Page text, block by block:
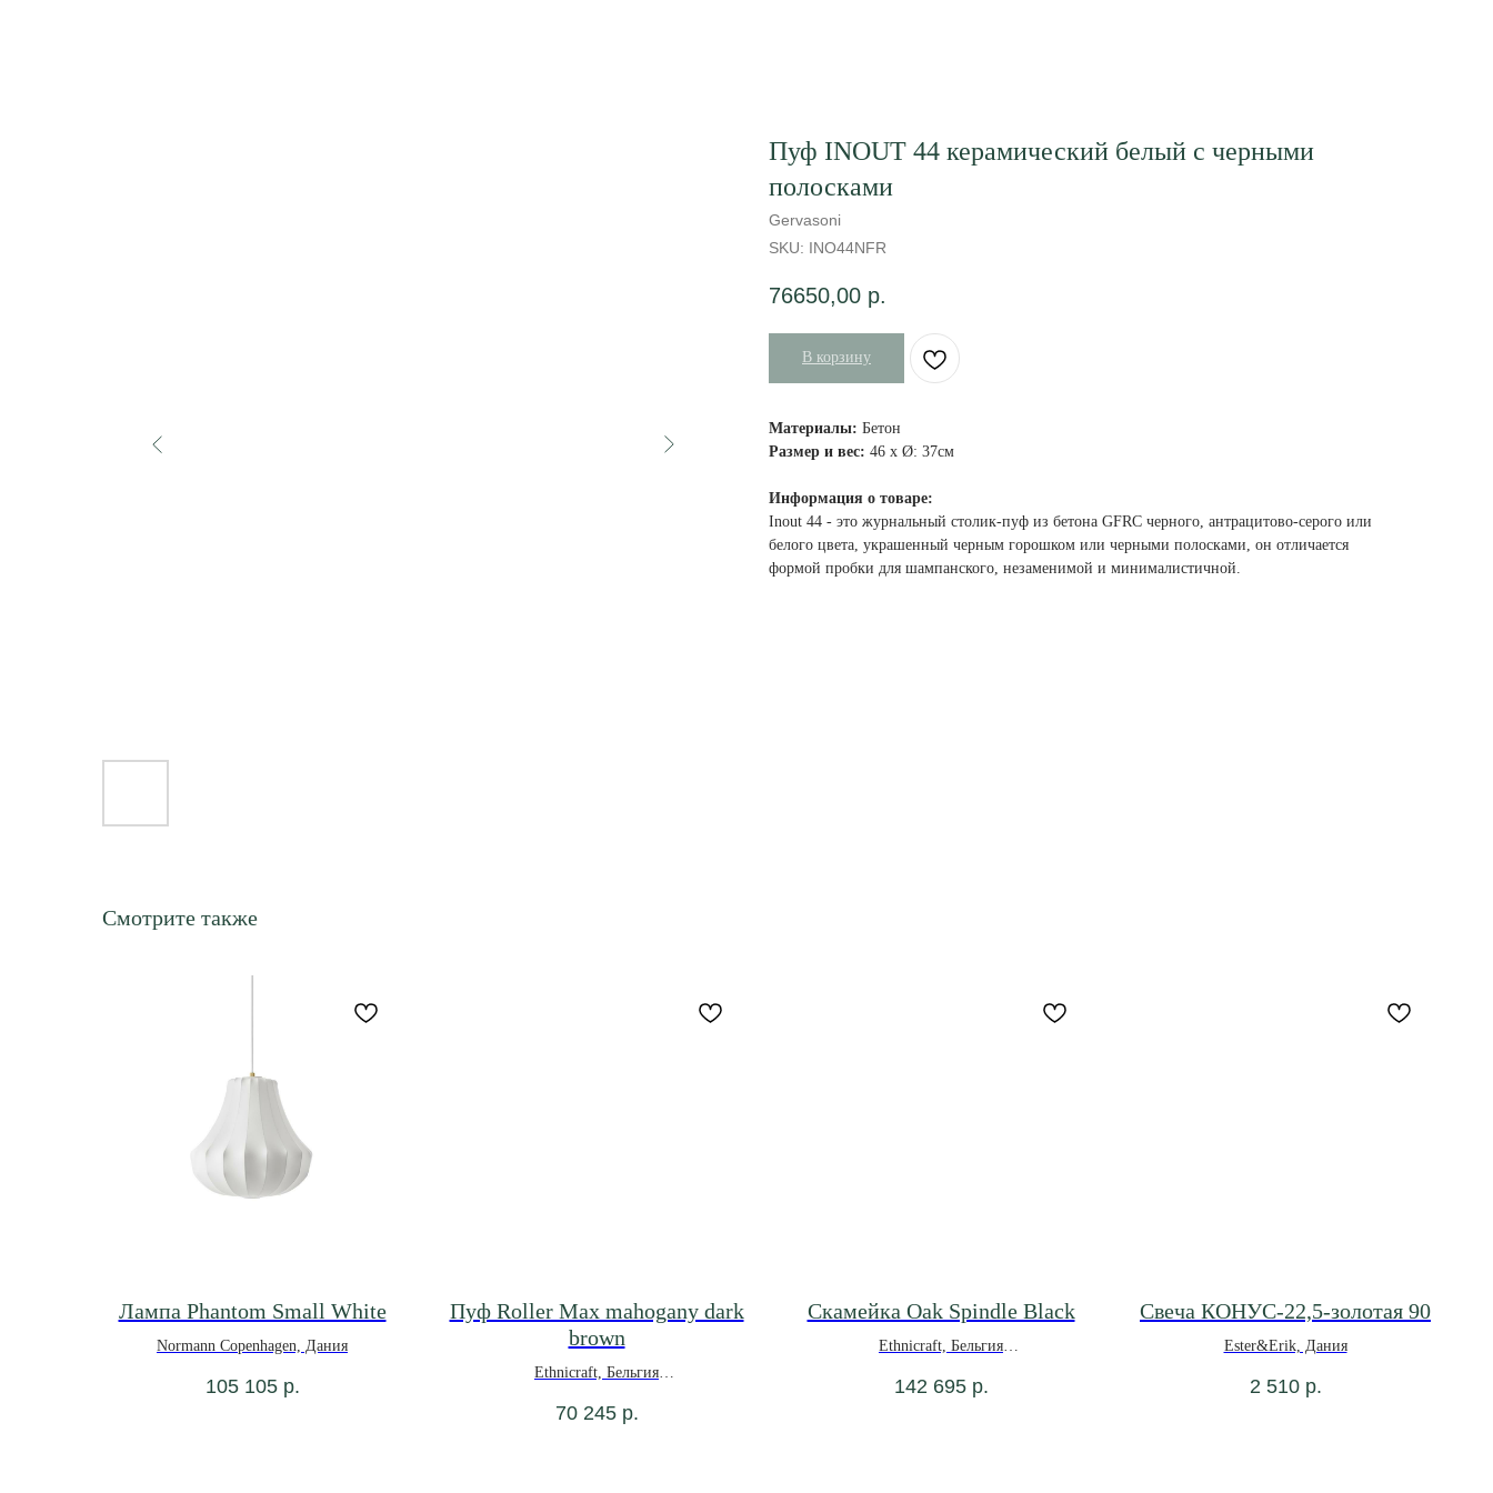
Пуф INOUT 44 керамический белый с черными
полосками
Gervasoni
SKU: INO44NFR
76650,00 р.
В корзину
Материалы: Бетон
Размер и вес: 46 x Ø: 37см
Информация о товаре:
Inout 44 - это журнальный столик-пуф из бетона GFRC черного, антрацитово-серого или
белого цвета, украшенный черным горошком или черными полосками, он отличается
формой пробки для шампанского, незаменимой и минималистичной.
Смотрите также
Лампа Phantom Small White
Normann Copenhagen, Дания
105 105 р.
Пуф Roller Max mahogany dark
brown
Ethnicraft, Бельгия
70 245 р.
Скамейка Oak Spindle Black
Ethnicraft, Бельгия
142 695 р.
Свеча КОНУС-22,5-золотая 90
Ester&Erik, Дания
2 510 р.